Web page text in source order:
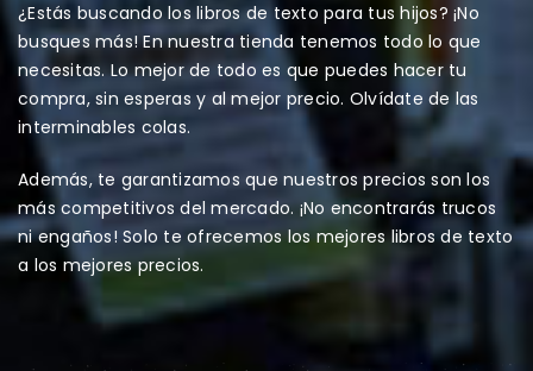
¿Estás buscando los libros de texto para tus hijos? ¡No
busques más! En nuestra tienda tenemos todo lo que
necesitas. Lo mejor de todo es que puedes hacer tu
compra, sin esperas y al mejor precio. Olvídate de las
interminables colas.
Además, te garantizamos que nuestros precios son los
más competitivos del mercado. ¡No encontrarás trucos
ni engaños! Solo te ofrecemos los mejores libros de texto
a los mejores precios.